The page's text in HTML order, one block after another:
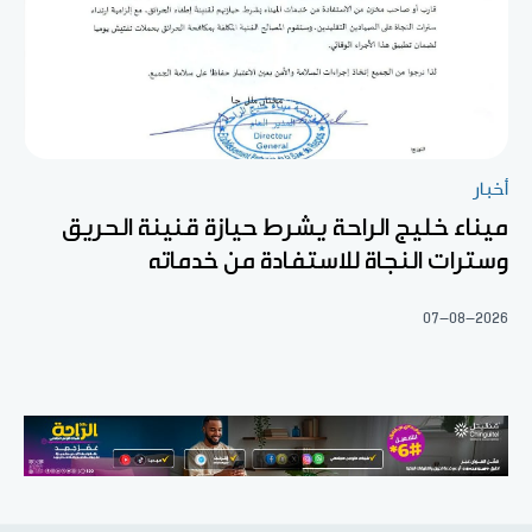
أخبار
ميناء خليج الراحة يشرط حيازة قنينة الحريق
وسترات النجاة للاستفادة من خدماته
07-08-2026